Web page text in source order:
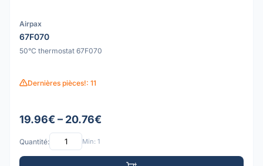
Airpax
67F070
50°C thermostat 67F070
Dernières pièces!: 11
19.96€ – 20.76€
Quantité: Min: 1